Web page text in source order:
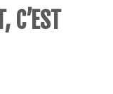
C’EST